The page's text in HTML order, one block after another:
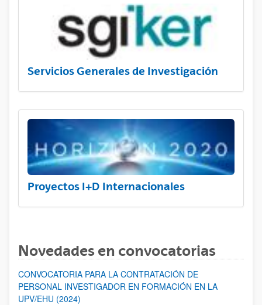
Servicios Generales de Investigación
Proyectos I+D Internacionales
Novedades en convocatorias
CONVOCATORIA PARA LA CONTRATACIÓN DE
PERSONAL INVESTIGADOR EN FORMACIÓN EN LA
UPV/EHU (2024)